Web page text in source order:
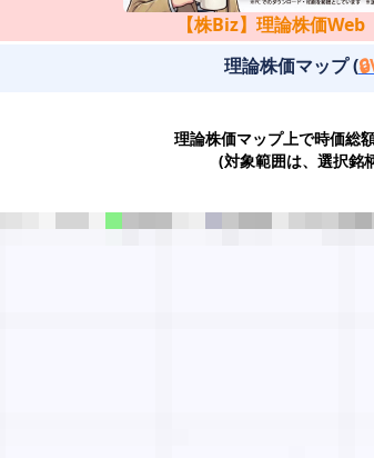
【株Biz】理論株価Web
理論株価マップ (
理論株価マップ上で時価総
(対象範囲は、選択銘